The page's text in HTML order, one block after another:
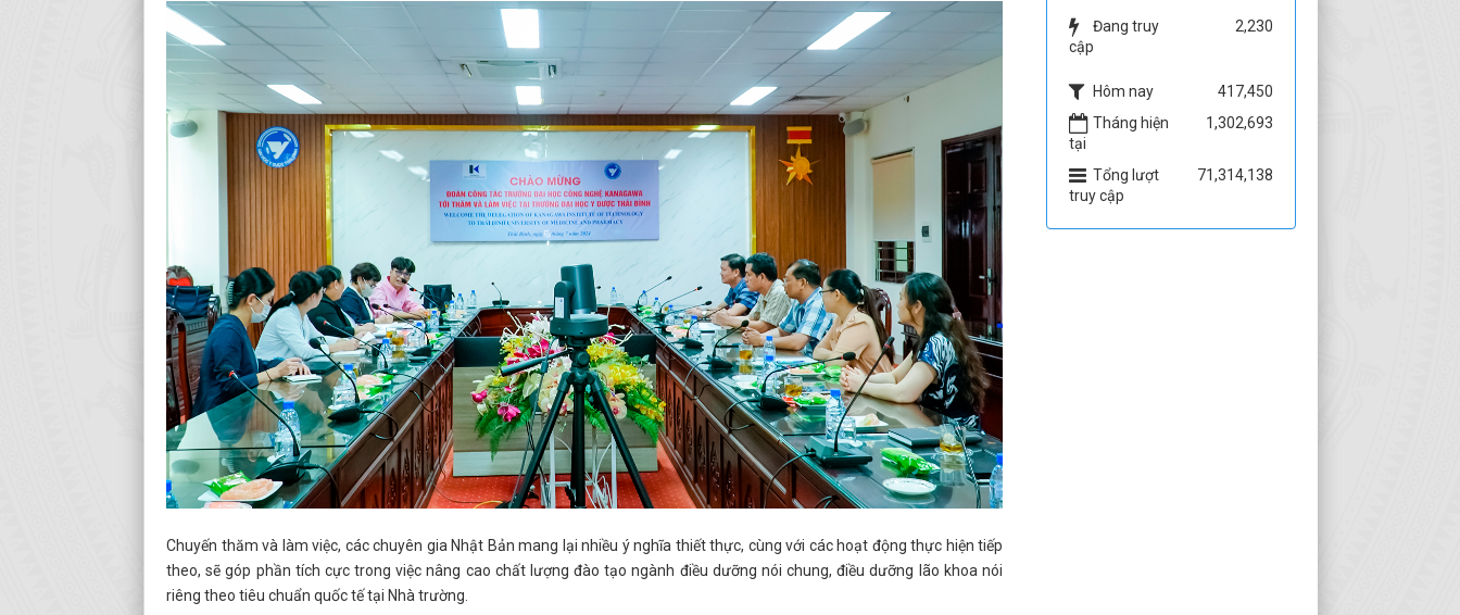
Chuyến thăm và làm việc, các chuyên gia Nhật Bản mang lại nhiều ý nghĩa thiết thực, cùng với các hoạt động thực hiện tiếp
theo, sẽ góp phần tích cực trong việc nâng cao chất lượng đào tạo ngành điều dưỡng nói chung, điều dưỡng lão khoa nói
riêng theo tiêu chuẩn quốc tế tại Nhà trường.
Đang truy
cập
2,230
Hôm nay
417,450
Tháng hiện
tại
1,302,693
Tổng lượt
truy cập
71,314,138